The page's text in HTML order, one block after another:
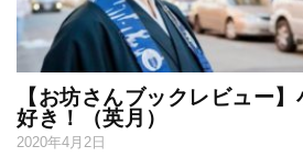
【お坊さんブックレビュー
好き！（英月）
2020年4月2日